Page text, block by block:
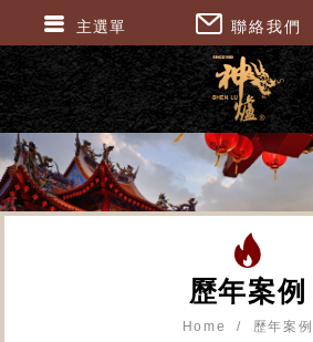
歷年案例
Home 歷年案例
主選單 聯絡我們